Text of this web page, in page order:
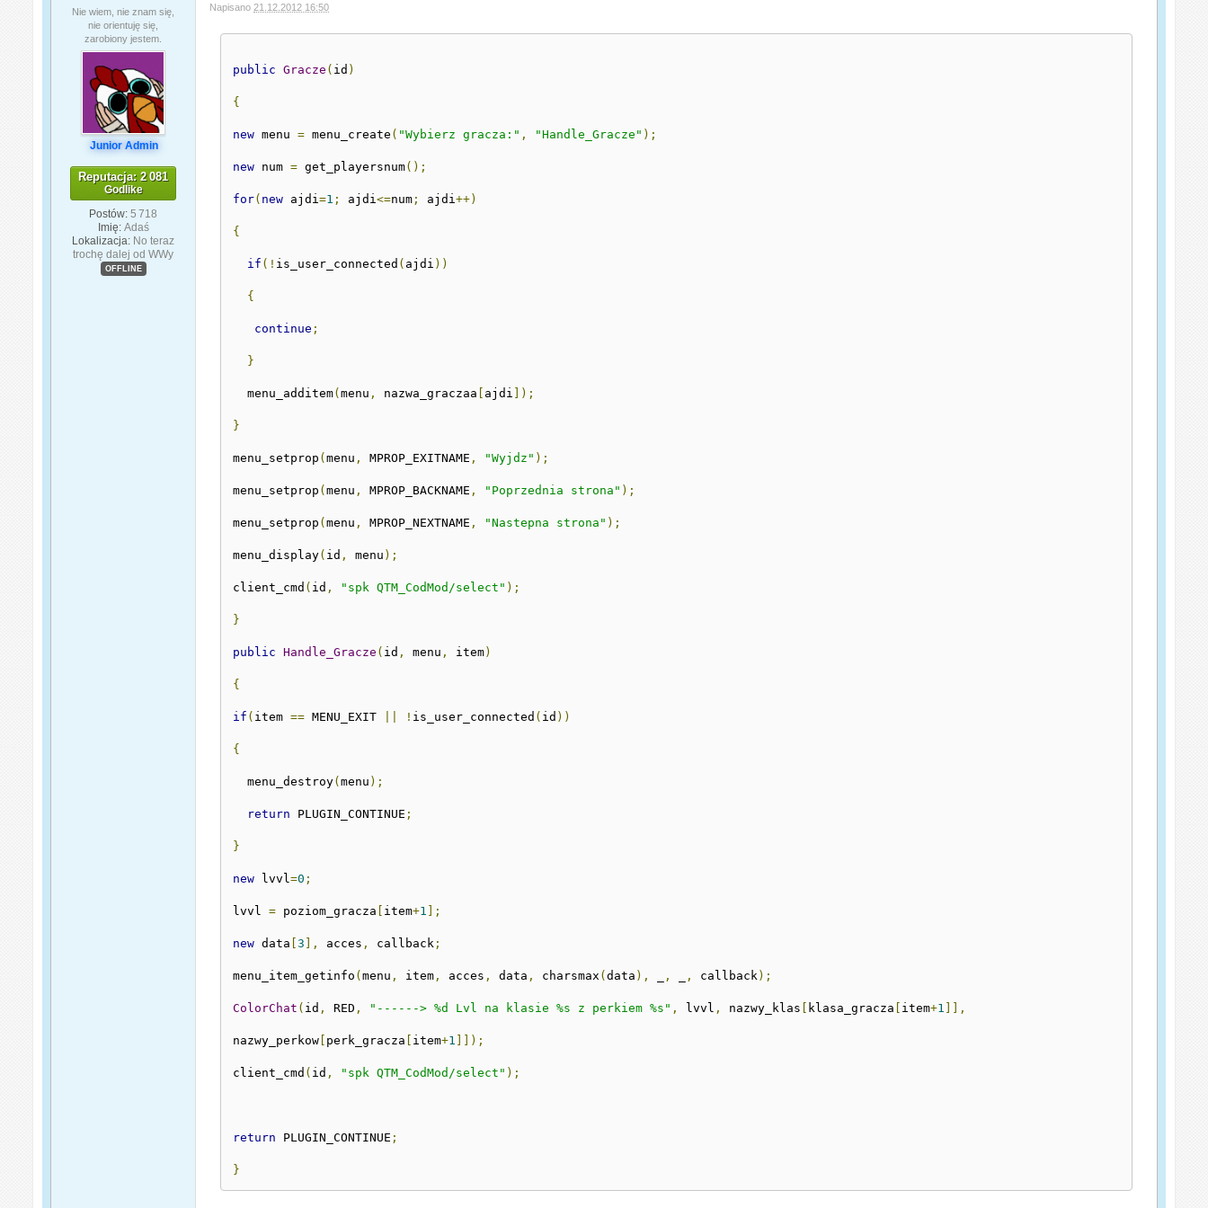
Nie wiem, nie znam się,
nie orientuję się,
zarobiony jestem.
Junior Admin
Reputacja: 2 081
Godlike
Postów: 5 718
Imię: Adaś
Lokalizacja: No teraz
trochę dalej od WWy
OFFLINE
Napisano 21.12.2012 16:50
public Gracze ( id )
{
new menu = menu_create ( "Wybierz gracza:" , "Handle_Gracze" );
new num = get_playersnum();
for( new ajdi=1 ; ajdi<=num ; ajdi++)
{
if (! is_user_connected ( ajdi ))
{
continue ;
}
  menu_additem
(menu , nazwa_graczaa [ ajdi ]);
}
menu_setprop (menu , MPROP_EXITNAME , "Wyjdz" );
menu_setprop (menu , MPROP_BACKNAME , "Poprzednia strona" );
menu_setprop (menu , MPROP_NEXTNAME , "Nastepna strona" );
menu_display( id , menu );
client_cmd ( id , "spk QTM_CodMod/select" );
}
public Handle_Gracze ( id , menu , item)
{
if ( item == MENU_EXIT ! is_user_connected ( id ))
{
  menu_destroy
(menu );
return PLUGIN_CONTINUE ;
}
new lvvl=0 ;
lvvl = poziom_gracza [ item+1 ];
new data [3 ], acces , callback ;
menu_item_getinfo (menu , item , acces , data , charsmax (data ), , , callback );
ColorChat ( id , RED , "------> %d Lvl na klasie %s z perkiem %s" , lvvl , nazwy_klas [ klasa_gracza [ item+1 ]],
nazwy_perkow [ perk_gracza [ item+1 ]]);
client_cmd ( id , "spk QTM_CodMod/select" );
return PLUGIN_CONTINUE ;
}